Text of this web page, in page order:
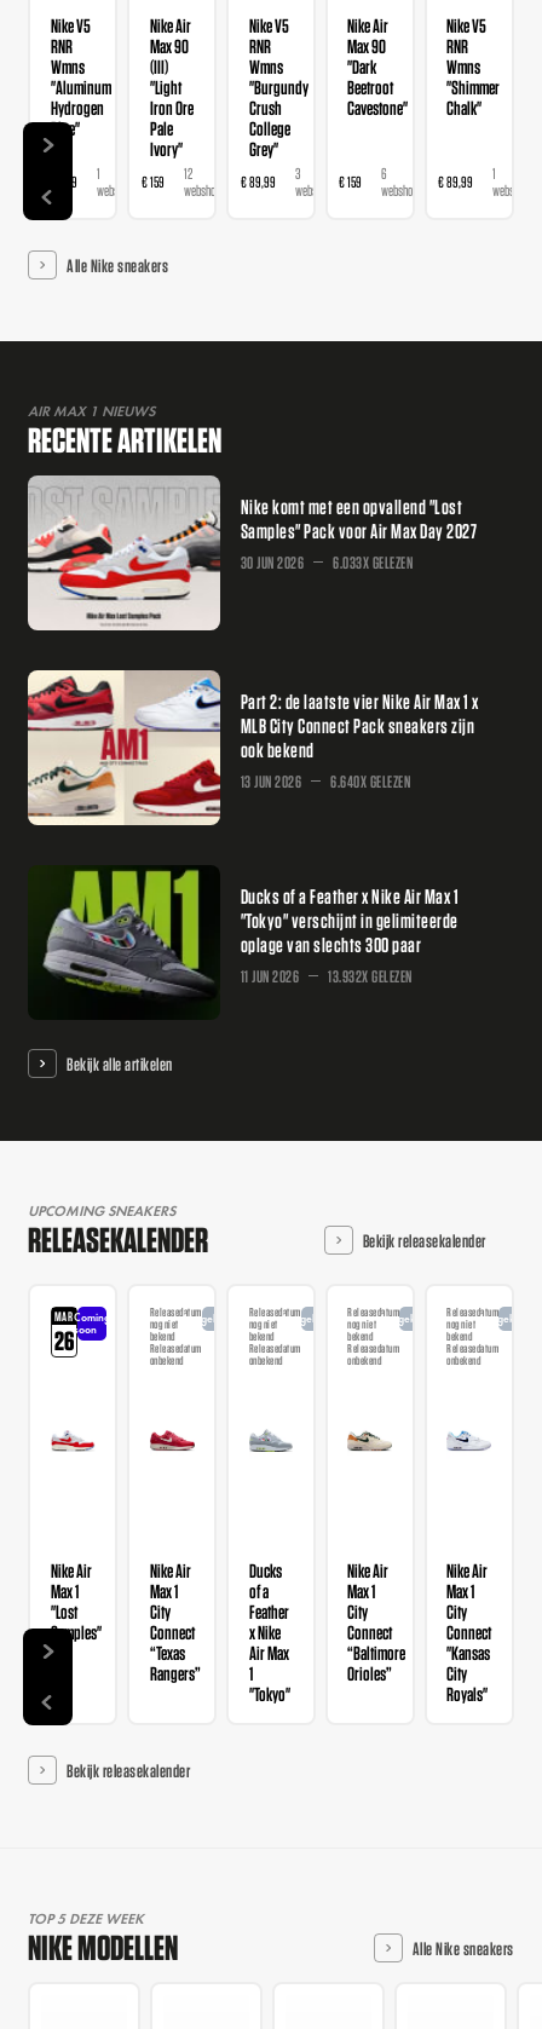
Nike V5
RNR
Wmns
"Aluminum
Hydrogen
Blue"
€ 89,99
1
webshop
Nike Air
Max 90
(III)
"Light
Iron Ore
Pale
Ivory"
€ 159
12
webshops
Nike V5
RNR
Wmns
"Burgundy
Crush
College
Grey"
€ 89,99
3
webshops
Nike Air
Max 90
"Dark
Beetroot
Cavestone"
€ 159
6
webshops
Nike V5
RNR
Wmns
"Shimmer
Chalk"
€ 89,99
1
webshop
Alle Nike sneakers
AIR MAX 1 NIEUWS
RECENTE ARTIKELEN
Nike komt met een opvallend "Lost
Samples" Pack voor Air Max Day 2027
30 JUN 2026 6.033X GELEZEN
Part 2: de laatste vier Nike Air Max 1 x
MLB City Connect Pack sneakers zijn
ook bekend
13 JUN 2026 6.640X GELEZEN
Ducks of a Feather x Nike Air Max 1
"Tokyo" verschijnt in gelimiteerde
oplage van slechts 300 paar
11 JUN 2026 13.932X GELEZEN
Bekijk alle artikelen
UPCOMING SNEAKERS
RELEASEKALENDER Bekijk releasekalender
MAR
26
Coming
soon
Nike Air
Max 1
"Lost
Samples"
Releasedatum
nog niet
bekend
Releasedatum
onbekend
Aangekondigd
Nike Air
Max 1
City
Connect
“Texas
Rangers”
Releasedatum
nog niet
bekend
Releasedatum
onbekend
Aangekondigd
Ducks
of a
Feather
x Nike
Air Max
1
"Tokyo"
Releasedatum
nog niet
bekend
Releasedatum
onbekend
Aangekondigd
Nike Air
Max 1
City
Connect
“Baltimore
Orioles”
Releasedatum
nog niet
bekend
Releasedatum
onbekend
Nike Air
Max 1
City
Connect
"Kansas
City
Royals"
Bekijk releasekalender
TOP 5 DEZE WEEK
NIKE MODELLEN Alle Nike sneakers